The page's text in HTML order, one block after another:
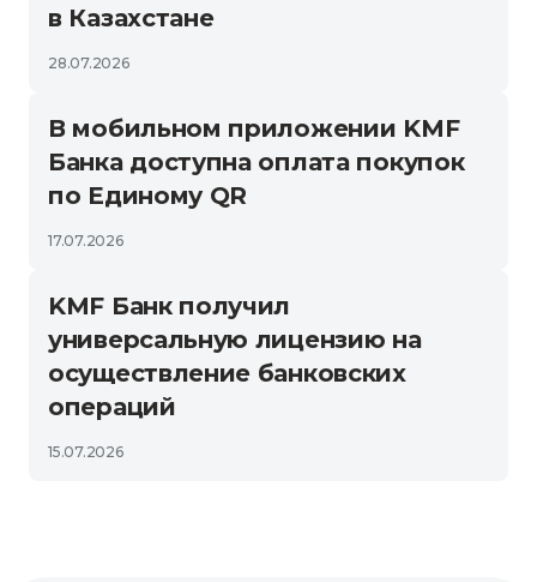
в Казахстане
28.07.2026
В мобильном приложении KMF
Банка доступна оплата покупок
по Единому QR
17.07.2026
KMF Банк получил
универсальную лицензию на
осуществление банковских
операций
15.07.2026